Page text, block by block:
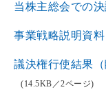
当株主総会での
事業戦略説明資料
議決権行使結果（
(14.5KB／2ページ)